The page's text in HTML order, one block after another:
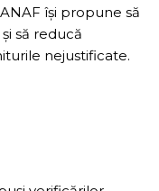
își propune să
să reducă
nejustificate.